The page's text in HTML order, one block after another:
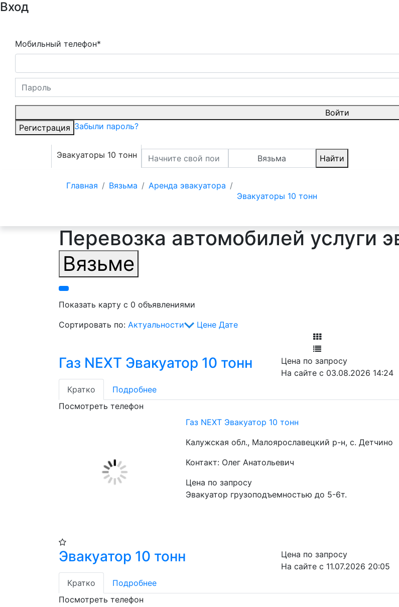
Вход
Мобильный телефон*
Войти
Регистрация Забыли пароль?
Эвакуаторы 10 тонн Вязьма Найти
Главная Вязьма
Аренда эвакуатора
Эвакуаторы 10 тонн
Перевозка автомобилей услуги
Вязьме
Показать карту с 0 объявлениями
Сортировать по: Актуальности Цене Дате
Газ NEXT Эвакуатор 10 тонн
Цена по запросу
На сайте с 03.08.2026 14:24
Кратко
Подробнее
Посмотреть телефон
Газ NEXT Эвакуатор 10 тонн
Калужская обл., Малоярославецкий р-н, с. Детчино
Контакт: Олег Анатольевич
Цена по запросу
Эвакуатор грузоподъемностью до 5-6т.
Эвакуатор 10 тонн
Цена по запросу
На сайте с 11.07.2026 20:05
Кратко
Подробнее
Посмотреть телефон